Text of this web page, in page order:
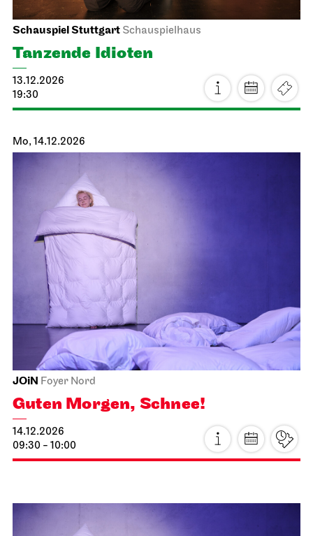
Staatsoper Stuttgart
Opernhaus
Zum letzten Mal in dieser Spielzeit
Die schlaue Füchsin
21.11.2026
19:00 - 20:45
Staatsorchester StuttgartLiederhalle, Beethovensaal
2. Sinfonie­konzert
22.11.2026
11:00